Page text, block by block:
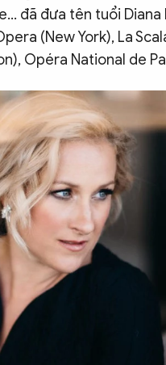
đã đưa tên tuổi
(New York), La
Opéra National de